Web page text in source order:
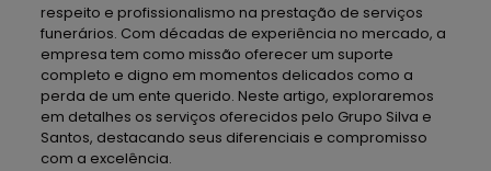
respeito e profissionalismo na prestação de serviços
funerários. Com décadas de experiência no mercado, a
empresa tem como missão oferecer um suporte
completo e digno em momentos delicados como a
perda de um ente querido. Neste artigo, exploraremos
em detalhes os serviços oferecidos pelo Grupo Silva e
Santos, destacando seus diferenciais e compromisso
com a excelência.